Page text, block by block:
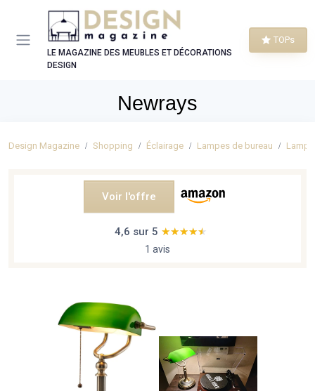
LE MAGAZINE DES MEUBLES ET DÉCORATIONS
DESIGN
TOPs
Newrays
Design Magazine Shopping Éclairage Lampes de bureau
Voir l'offre
4,6 sur 5 ★★★★★
★★★★★
1 avis
Panneau de gestion des cookies